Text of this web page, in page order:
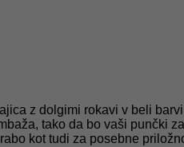
z dolgimi rokavi v beli
tako da bo vaši punčki
kot tudi za posebne